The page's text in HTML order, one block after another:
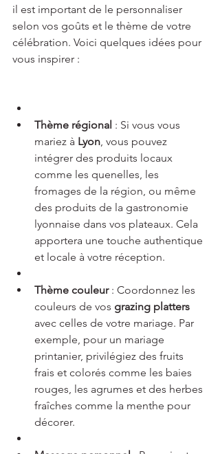
il est important de le personnaliser
selon vos goûts et le thème de votre
célébration. Voici quelques idées pour
vous inspirer :
Thème régional : Si vous vous
mariez à Lyon, vous pouvez
intégrer des produits locaux
comme les quenelles, les
fromages de la région, ou même
des produits de la gastronomie
lyonnaise dans vos plateaux. Cela
apportera une touche authentique
et locale à votre réception.
Thème couleur : Coordonnez les
couleurs de vos grazing platters
avec celles de votre mariage. Par
exemple, pour un mariage
printanier, privilégiez des fruits
frais et colorés comme les baies
rouges, les agrumes et des herbes
fraîches comme la menthe pour
décorer.